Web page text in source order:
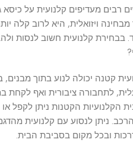
מעדיפים קלנועית על כיסא
ויזואלית, היא לרוב קלה יותר,
קלנועית חשוב לנסות
קטנה יכולה לנוע בתוך מבנים,
לתחבורה ציבורית ואף לקחת
הקטנות ניתן לקפל או
ניתן לנסוע עם קלנועית
ובכל מקום בסביבת הבית.